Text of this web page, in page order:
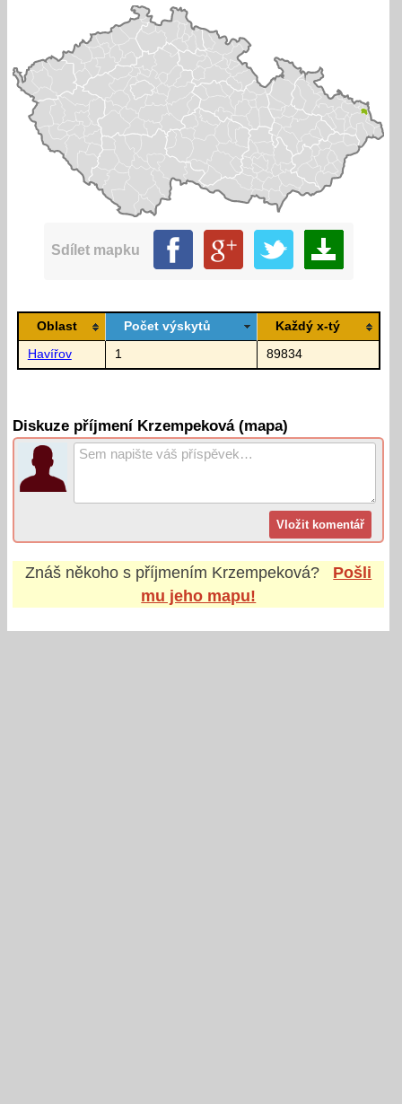
Sdílet mapku
Oblast Počet výskytů Každý x-tý
Havířov 1 89834
Diskuze příjmení Krzempeková (mapa)
Znáš někoho s příjmením Krzempeková?
Pošli
mu jeho mapu!